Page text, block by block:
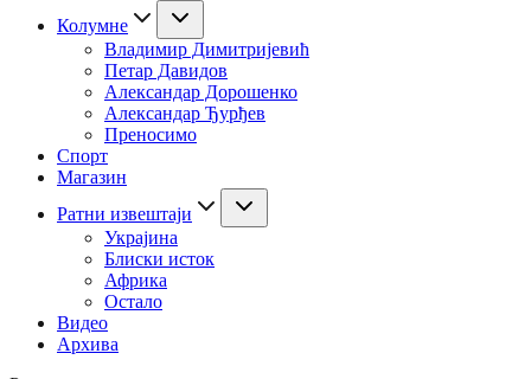
Колумне
Владимир Димитријевић
Петар Давидов
Александар Дорошенко
Александар Ђурђев
Преносимо
Спорт
Магазин
Ратни извештаји
Украјина
Блиски исток
Африка
Остало
Видео
Архива